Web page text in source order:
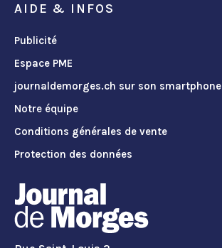
AIDE & INFOS
Publicité
Espace PME
journaldemorges.ch sur son smartphone
Notre équipe
Conditions générales de vente
Protection des données